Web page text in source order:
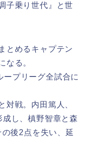
子乗り世代』と世
とめるキャプテン
なる。
プリーグ全試合に
対戦。内田篤人、
し、槙野智章と森
後2点を失い、延